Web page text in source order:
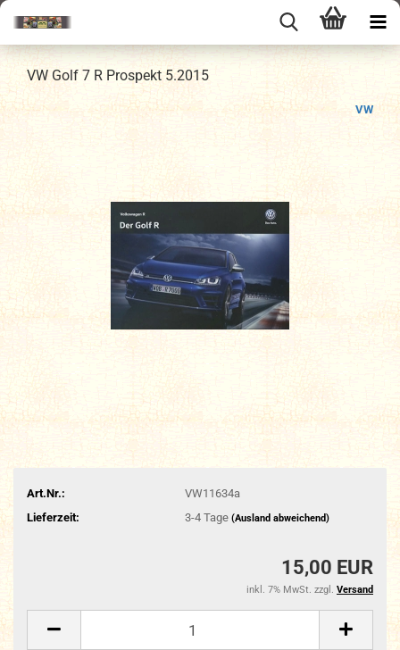
VW Golf 7 R Prospekt 5.2015
VW
Art.Nr.:
VW11634a
Lieferzeit:
3-4 Tage (Ausland abweichend)
15,00 EUR
inkl. 7% MwSt. zzgl. Versand